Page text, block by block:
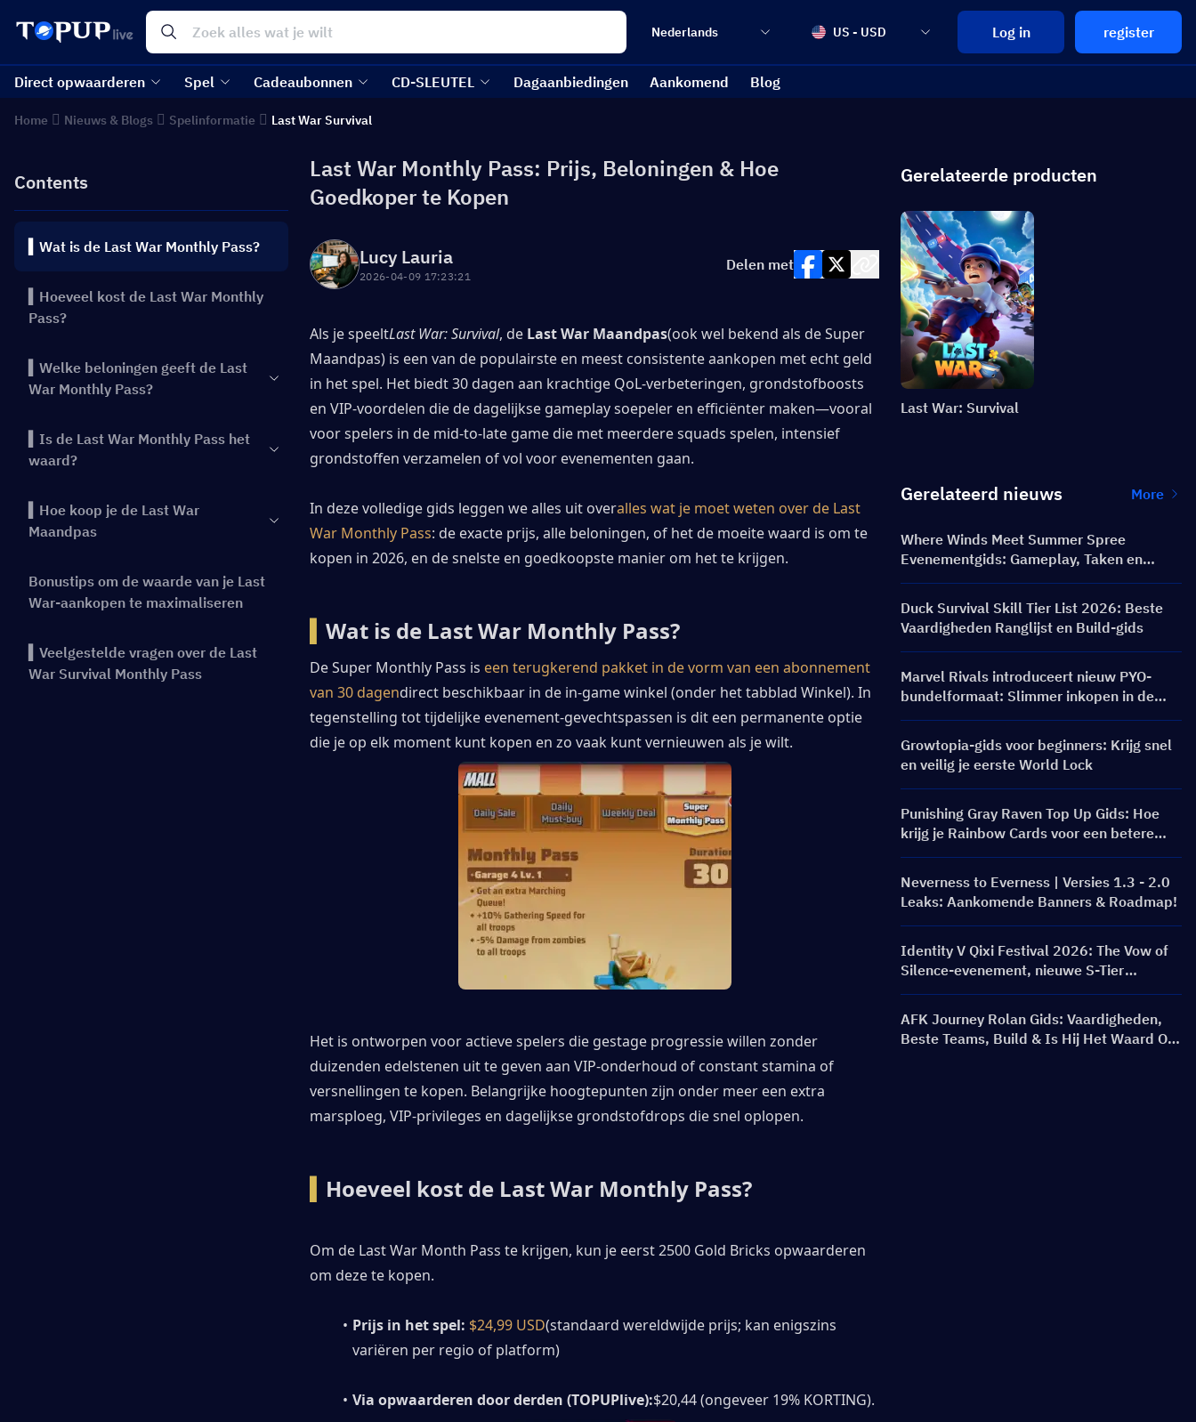
Nederlands US - USD Log in register
Direct opwaarderen Spel Cadeaubonnen CD-SLEUTEL Dagaanbiedingen Aankomend Blog
Home Nieuws & Blogs Spelinformatie Last War Survival
Contents
▍Wat is de Last War Monthly Pass?
▍Hoeveel kost de Last War Monthly
Pass?
▍Welke beloningen geeft de Last
War Monthly Pass?
▍Is de Last War Monthly Pass het
waard?
▍Hoe koop je de Last War
Maandpas
Bonustips om de waarde van je Last
War-aankopen te maximaliseren
▍Veelgestelde vragen over de Last
War Survival Monthly Pass
Last War Monthly Pass: Prijs, Beloningen & Hoe
Goedkoper te Kopen
Lucy Lauria
2026-04-09 17:23:21
Delen met
Als je speeltLast War: Survival, de Last War Maandpas(ook wel bekend als de Super
Maandpas) is een van de populairste en meest consistente aankopen met echt geld
in het spel. Het biedt 30 dagen aan krachtige QoL-verbeteringen, grondstofboosts
en VIP-voordelen die de dagelijkse gameplay soepeler en efficiënter maken—vooral
voor spelers in de mid-to-late game die met meerdere squads spelen, intensief
grondstoffen verzamelen of vol voor evenementen gaan.
In deze volledige gids leggen we alles uit overalles wat je moet weten over de Last
War Monthly Pass: de exacte prijs, alle beloningen, of het de moeite waard is om te
kopen in 2026, en de snelste en goedkoopste manier om het te krijgen.
Wat is de Last War Monthly Pass?
De Super Monthly Pass is een terugkerend pakket in de vorm van een abonnement
van 30 dagendirect beschikbaar in de in-game winkel (onder het tabblad Winkel). In
tegenstelling tot tijdelijke evenement-gevechtspassen is dit een permanente optie
die je op elk moment kunt kopen en zo vaak kunt vernieuwen als je wilt.
Het is ontworpen voor actieve spelers die gestage progressie willen zonder
duizenden edelstenen uit te geven aan VIP-onderhoud of constant stamina of
versnellingen te kopen. Belangrijke hoogtepunten zijn onder meer een extra
marsploeg, VIP-privileges en dagelijkse grondstofdrops die snel oplopen.
Hoeveel kost de Last War Monthly Pass?
Om de Last War Month Pass te krijgen, kun je eerst 2500 Gold Bricks opwaarderen
om deze te kopen.
Prijs in het spel: $24,99 USD(standaard wereldwijde prijs; kan enigszins
variëren per regio of platform)
Via opwaarderen door derden (TOPUPlive):$20,44 (ongeveer 19% KORTING).
Gerelateerde producten
Last War: Survival
Gerelateerd nieuws More
Where Winds Meet Summer Spree
Evenementgids: Gameplay, Taken en
Beloningen
Duck Survival Skill Tier List 2026: Beste
Vaardigheden Ranglijst en Build-gids
Marvel Rivals introduceert nieuw PYO-
bundelformaat: Slimmer inkopen in de
winkelupdate van seizoen 9.5
Growtopia-gids voor beginners: Krijg snel
en veilig je eerste World Lock
Punishing Gray Raven Top Up Gids: Hoe
krijg je Rainbow Cards voor een betere
prijs?
Neverness to Everness | Versies 1.3 - 2.0
Leaks: Aankomende Banners & Roadmap!
Identity V Qixi Festival 2026: The Vow of
Silence-evenement, nieuwe S-Tier
kostuums & beloningen gids
AFK Journey Rolan Gids: Vaardigheden,
Beste Teams, Build & Is Hij Het Waard Om